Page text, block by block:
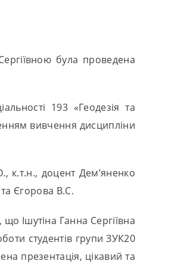
була проведена
193 «Геодезія та
вивчення дисципліни
к.т.н., доцент Дем’яненко
Єгорова В.С.
Ішутіна Ганна Сергіївна
студентів групи ЗУК20
презентація, цікавий та